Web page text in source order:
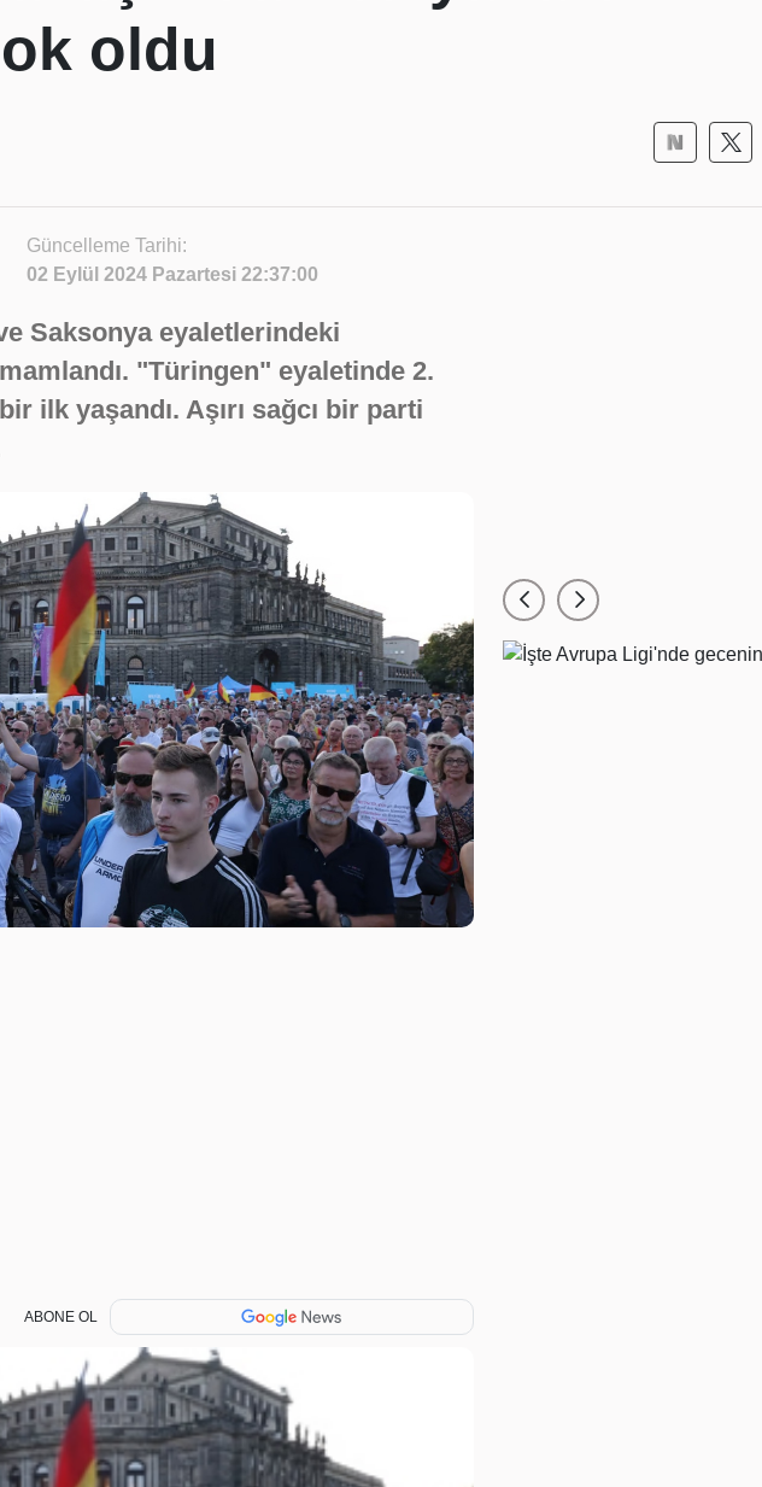
oldu
Güncelleme Tarihi:
02 Eylül 2024 Pazartesi 22:37:00
Saksonya eyaletlerindeki
"Türingen" eyaletinde 2.
ilk yaşandı. Aşırı sağcı bir parti
ABONE OL